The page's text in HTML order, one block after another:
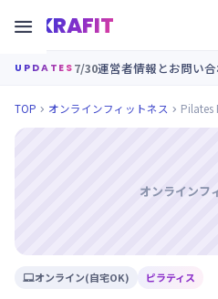
KRAFIT

UPDATES 7/30運営者情報とお問い
TOP  オンラインフィットネス  Pilates
オンラインフ
オンライン(自宅OK) ピラティス